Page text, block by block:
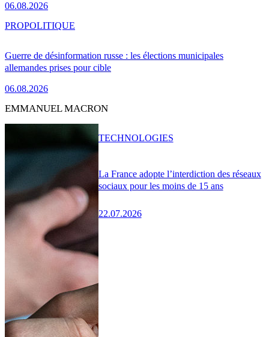
06.08.2026
Guerre de désinformation russe : les élections municipales
allemandes prises pour cible
06.08.2026
PROPOLITIQUE
EMMANUEL MACRON
La France adopte l’interdiction des réseaux
sociaux pour les moins de 15 ans
22.07.2026
TECHNOLOGIES